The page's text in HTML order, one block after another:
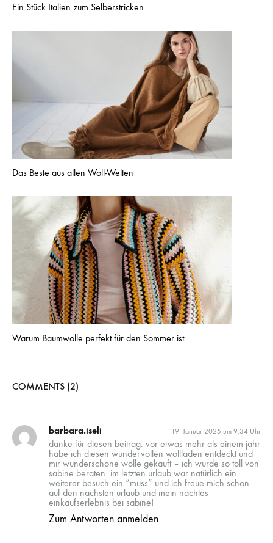
Ein Stück Italien zum Selberstricken
Das Beste aus allen Woll-Welten
Warum Baumwolle perfekt für den Sommer ist
COMMENTS (2)
barbara.iseli 19. Januar 2025 um 9:34 Uhr
danke für diesen beitrag. vor etwas mehr als einem jahr
habe ich diesen wundervollen wollladen entdeckt und
mir wunderschöne wolle gekauft – ich wurde so toll von
sabine beraten. im letzten urlaub war natürlich ein
weiterer besuch ein “muss” und ich freue mich schon
auf den nächsten urlaub und mein nächtes
einkaufserlebnis bei sabine!
Zum Antworten anmelden